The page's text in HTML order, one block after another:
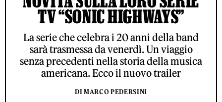
TV “SONIC HIGHWAYS”
La serie che celebra i 20 anni della band
sarà trasmessa da venerdì. Un viaggio
senza precedenti nella storia della musica
americana. Ecco il nuovo trailer
DI MARCO PEDERSINI